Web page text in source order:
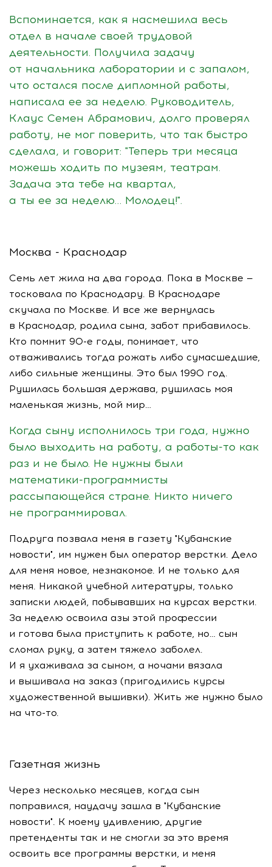
Вспоминается, как я насмешила весь
отдел в начале своей трудовой
деятельности. Получила задачу
от начальника лаборатории и с запалом,
что остался после дипломной работы,
написала ее за неделю. Руководитель,
Клаус Семен Абрамович, долго проверял
работу, не мог поверить, что так быстро
сделала, и говорит: "Теперь три месяца
можешь ходить по музеям, театрам.
Задача эта тебе на квартал,
а ты ее за неделю… Молодец!".
Москва - Краснодар
Семь лет жила на два города. Пока в Москве —
тосковала по Краснодару. В Краснодаре
скучала по Москве. И все же вернулась
в Краснодар, родила сына, забот прибавилось.
Кто помнит 90-е годы, понимает, что
отваживались тогда рожать либо сумасшедшие,
либо сильные женщины. Это был 1990 год.
Рушилась большая держава, рушилась моя
маленькая жизнь, мой мир…
Когда сыну исполнилось три года, нужно
было выходить на работу, а работы-то как
раз и не было. Не нужны были
математики-программисты
рассыпающейся стране. Никто ничего
не программировал.
Подруга позвала меня в газету "Кубанские
новости", им нужен был оператор верстки. Дело
для меня новое, незнакомое. И не только для
меня. Никакой учебной литературы, только
записки людей, побывавших на курсах верстки.
За неделю освоила азы этой профессии
и готова была приступить к работе, но… сын
сломал руку, а затем тяжело заболел.
И я ухаживала за сыном, а ночами вязала
и вышивала на заказ (пригодились курсы
художественной вышивки). Жить же нужно было
на что-то.
Газетная жизнь
Через несколько месяцев, когда сын
поправился, наудачу зашла в "Кубанские
новости". К моему удивлению, другие
претенденты так и не смогли за это время
освоить все программы верстки, и меня